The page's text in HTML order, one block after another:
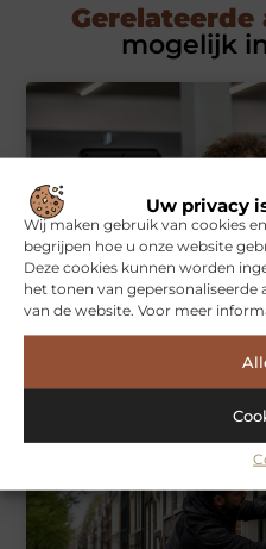
Uw privacy
Wij maken gebruik van cookies
begrijpen hoe u onze website
Deze cookies kunnen worden
het tonen van
van de website. Voor meer
mogelijk